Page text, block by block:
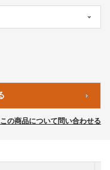
この商品について問い合わせる